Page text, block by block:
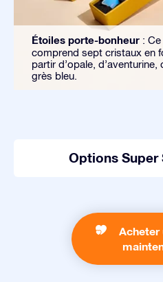
Étoiles porte-bonheur :
comprend sept cristaux en
partir d’opale,
grès bleu.
Options Super
Acheter